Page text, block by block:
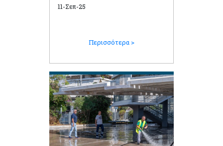
συμβούλων ο αγιασμός στα
11-Σεπ-25
Περισσότερα >